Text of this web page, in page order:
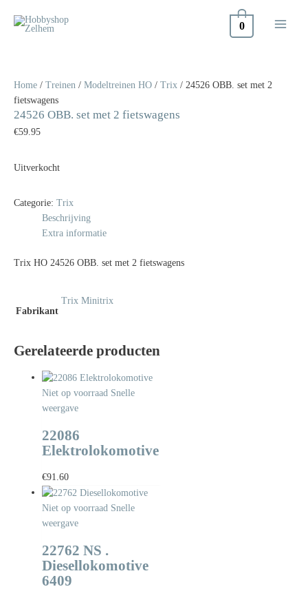
naar
0
Home / Treinen / Modeltreinen HO / Trix / 24526 OBB. set met 2
fietswagens
24526 OBB. set met 2 fietswagens
€59.95
Uitverkocht
Categorie: Trix
Beschrijving
Extra informatie
Trix HO 24526 OBB. set met 2 fietswagens
Fabrikant
Trix Minitrix
Gerelateerde producten
Niet op voorraad Snelle
weergave
22086
Elektrolokomotive
€91.60
Niet op voorraad Snelle
weergave
22762 NS .
Diesellokomotive
6409